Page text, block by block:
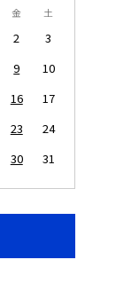
金 土
2
3
9
10
16
17
23
24
30 31